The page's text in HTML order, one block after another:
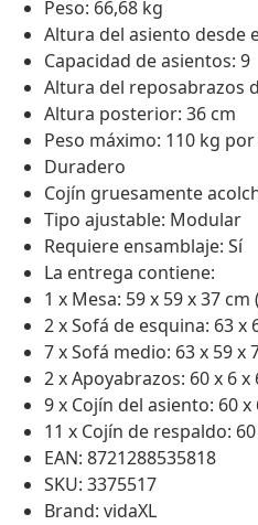
Peso: 66,68 kg
Altura del asiento desde
Capacidad de asientos: 9
Altura del reposabrazos
Altura posterior: 36 cm
Peso máximo: 110 kg
Duradero
Cojín gruesamente
Tipo ajustable: Modular
Requiere ensamblaje: Sí
La entrega contiene:
1 x Mesa: 59 x 59 x 37 cm
2 x Sofá de esquina: 63 x
7 x Sofá medio: 63 x 59 x
2 x Apoyabrazos: 60 x 6 x
9 x Cojín del asiento: 60 x
11 x Cojín de respaldo:
EAN: 8721288535818
SKU: 3375517
Brand: vidaXL